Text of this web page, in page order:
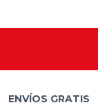
ENVÍOS GRATIS